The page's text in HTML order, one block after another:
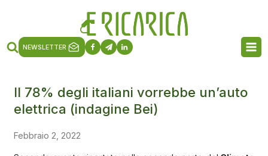
NEWSLETTER
Il 78% degli italiani vorrebbe un’auto
elettrica (indagine Bei)
Febbraio 2, 2022